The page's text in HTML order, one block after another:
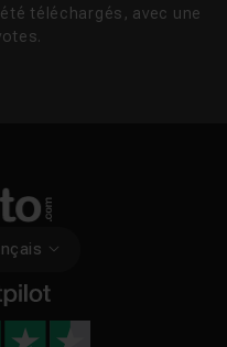
téléchargés, avec une